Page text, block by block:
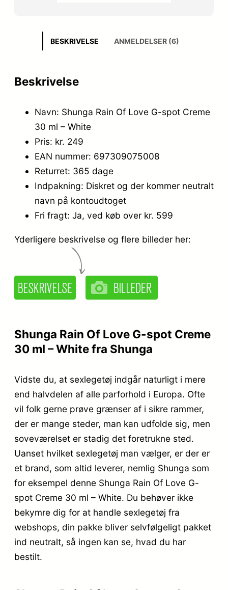
BESKRIVELSE ANMELDELSER (6)
Beskrivelse
Navn: Shunga Rain Of Love G-spot Creme
30 ml – White
Pris: kr. 249
EAN nummer: 697309075008
Returret: 365 dage
Indpakning: Diskret og der kommer neutralt
navn på kontoudtoget
Fri fragt: Ja, ved køb over kr. 599
Yderligere beskrivelse og flere billeder her:
Shunga Rain Of Love G-spot Creme
30 ml – White fra Shunga
Vidste du, at sexlegetøj indgår naturligt i mere
end halvdelen af alle parforhold i Europa. Ofte
vil folk gerne prøve grænser af i sikre rammer,
der er mange steder, man kan udfolde sig, men
soveværelset er stadig det foretrukne sted.
Uanset hvilket sexlegetøj man vælger, er der er
et brand, som altid leverer, nemlig Shunga som
for eksempel denne Shunga Rain Of Love G-
spot Creme 30 ml – White. Du behøver ikke
bekymre dig for at handle sexlegetøj fra
webshops, din pakke bliver selvfølgeligt pakket
ind neutralt, så ingen kan se, hvad du har
bestilt.